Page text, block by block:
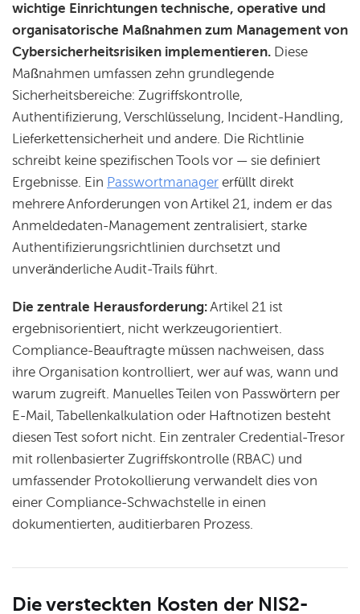
wichtige Einrichtungen technische, operative und
organisatorische Maßnahmen zum Management von
Cybersicherheitsrisiken implementieren. Diese
Maßnahmen umfassen zehn grundlegende
Sicherheitsbereiche: Zugriffskontrolle,
Authentifizierung, Verschlüsselung, Incident-Handling,
Lieferkettensicherheit und andere. Die Richtlinie
schreibt keine spezifischen Tools vor — sie definiert
Ergebnisse. Ein Passwortmanager erfüllt direkt
mehrere Anforderungen von Artikel 21, indem er das
Anmeldedaten-Management zentralisiert, starke
Authentifizierungsrichtlinien durchsetzt und
unveränderliche Audit-Trails führt.
Die zentrale Herausforderung:Artikel 21 ist
ergebnisorientiert, nicht werkzeugorientiert.
Compliance-Beauftragte müssen nachweisen, dass
ihre Organisation kontrolliert, wer auf was, wann und
warum zugreift. Manuelles Teilen von Passwörtern per
E-Mail, Tabellenkalkulation oder Haftnotizen besteht
diesen Test sofort nicht. Ein zentraler Credential-Tresor
mit rollenbasierter Zugriffskontrolle (RBAC) und
umfassender Protokollierung verwandelt dies von
einer Compliance-Schwachstelle in einen
dokumentierten, auditierbaren Prozess.
Die versteckten Kosten der NIS2-